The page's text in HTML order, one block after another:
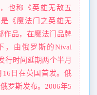
也称《英雄无敌五
《魔法门之英雄无
作品，在魔法门品牌
，由俄罗斯的Nival
行时间延期两个半月
16日在英国首发。俄
罗斯发布。2006年5